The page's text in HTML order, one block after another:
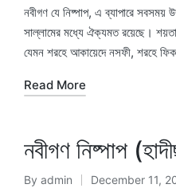
by
নবীগণ যে নিষ্পাপ, এ ব্যাপারে সবসময়
সাল্লামের মধ্যে ঐক্যমত রয়েছে।
যেমন শরহে আকায়েদে নসফী, শরহে
Read More
নবীগণ নিষ্পাপ
Posted
By admin December 11,